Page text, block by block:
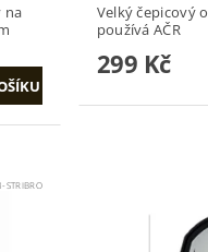
na
Velký čepicový
používá AČR
299 Kč
STRIBRO